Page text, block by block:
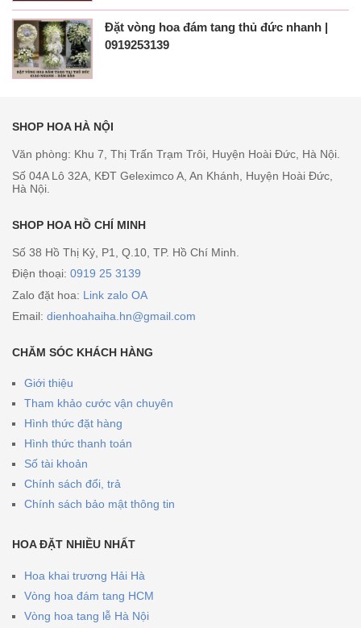
Đặt vòng hoa đám tang thủ đức nhanh |
0919253139
SHOP HOA HÀ NỘI
Văn phòng: Khu 7, Thị Trấn Trạm Trôi, Huyện Hoài Đức, Hà Nội.
Số 04A Lô 32A, KĐT Geleximco A, An Khánh, Huyện Hoài Đức,
Hà Nội.
SHOP HOA HỒ CHÍ MINH
Số 38 Hồ Thị Kỷ, P1, Q.10, TP. Hồ Chí Minh.
Điện thoại: 0919 25 3139
Zalo đặt hoa: Link zalo OA
Email: dienhoahaiha.hn@gmail.com
CHĂM SÓC KHÁCH HÀNG
Giới thiệu
Tham khảo cước vận chuyên
Hình thức đặt hàng
Hình thức thanh toán
Số tài khoản
Chính sách đổi, trả
Chính sách bảo mật thông tin
HOA ĐẶT NHIỀU NHẤT
Hoa khai trương Hải Hà
Vòng hoa đám tang HCM
Vòng hoa tang lễ Hà Nội